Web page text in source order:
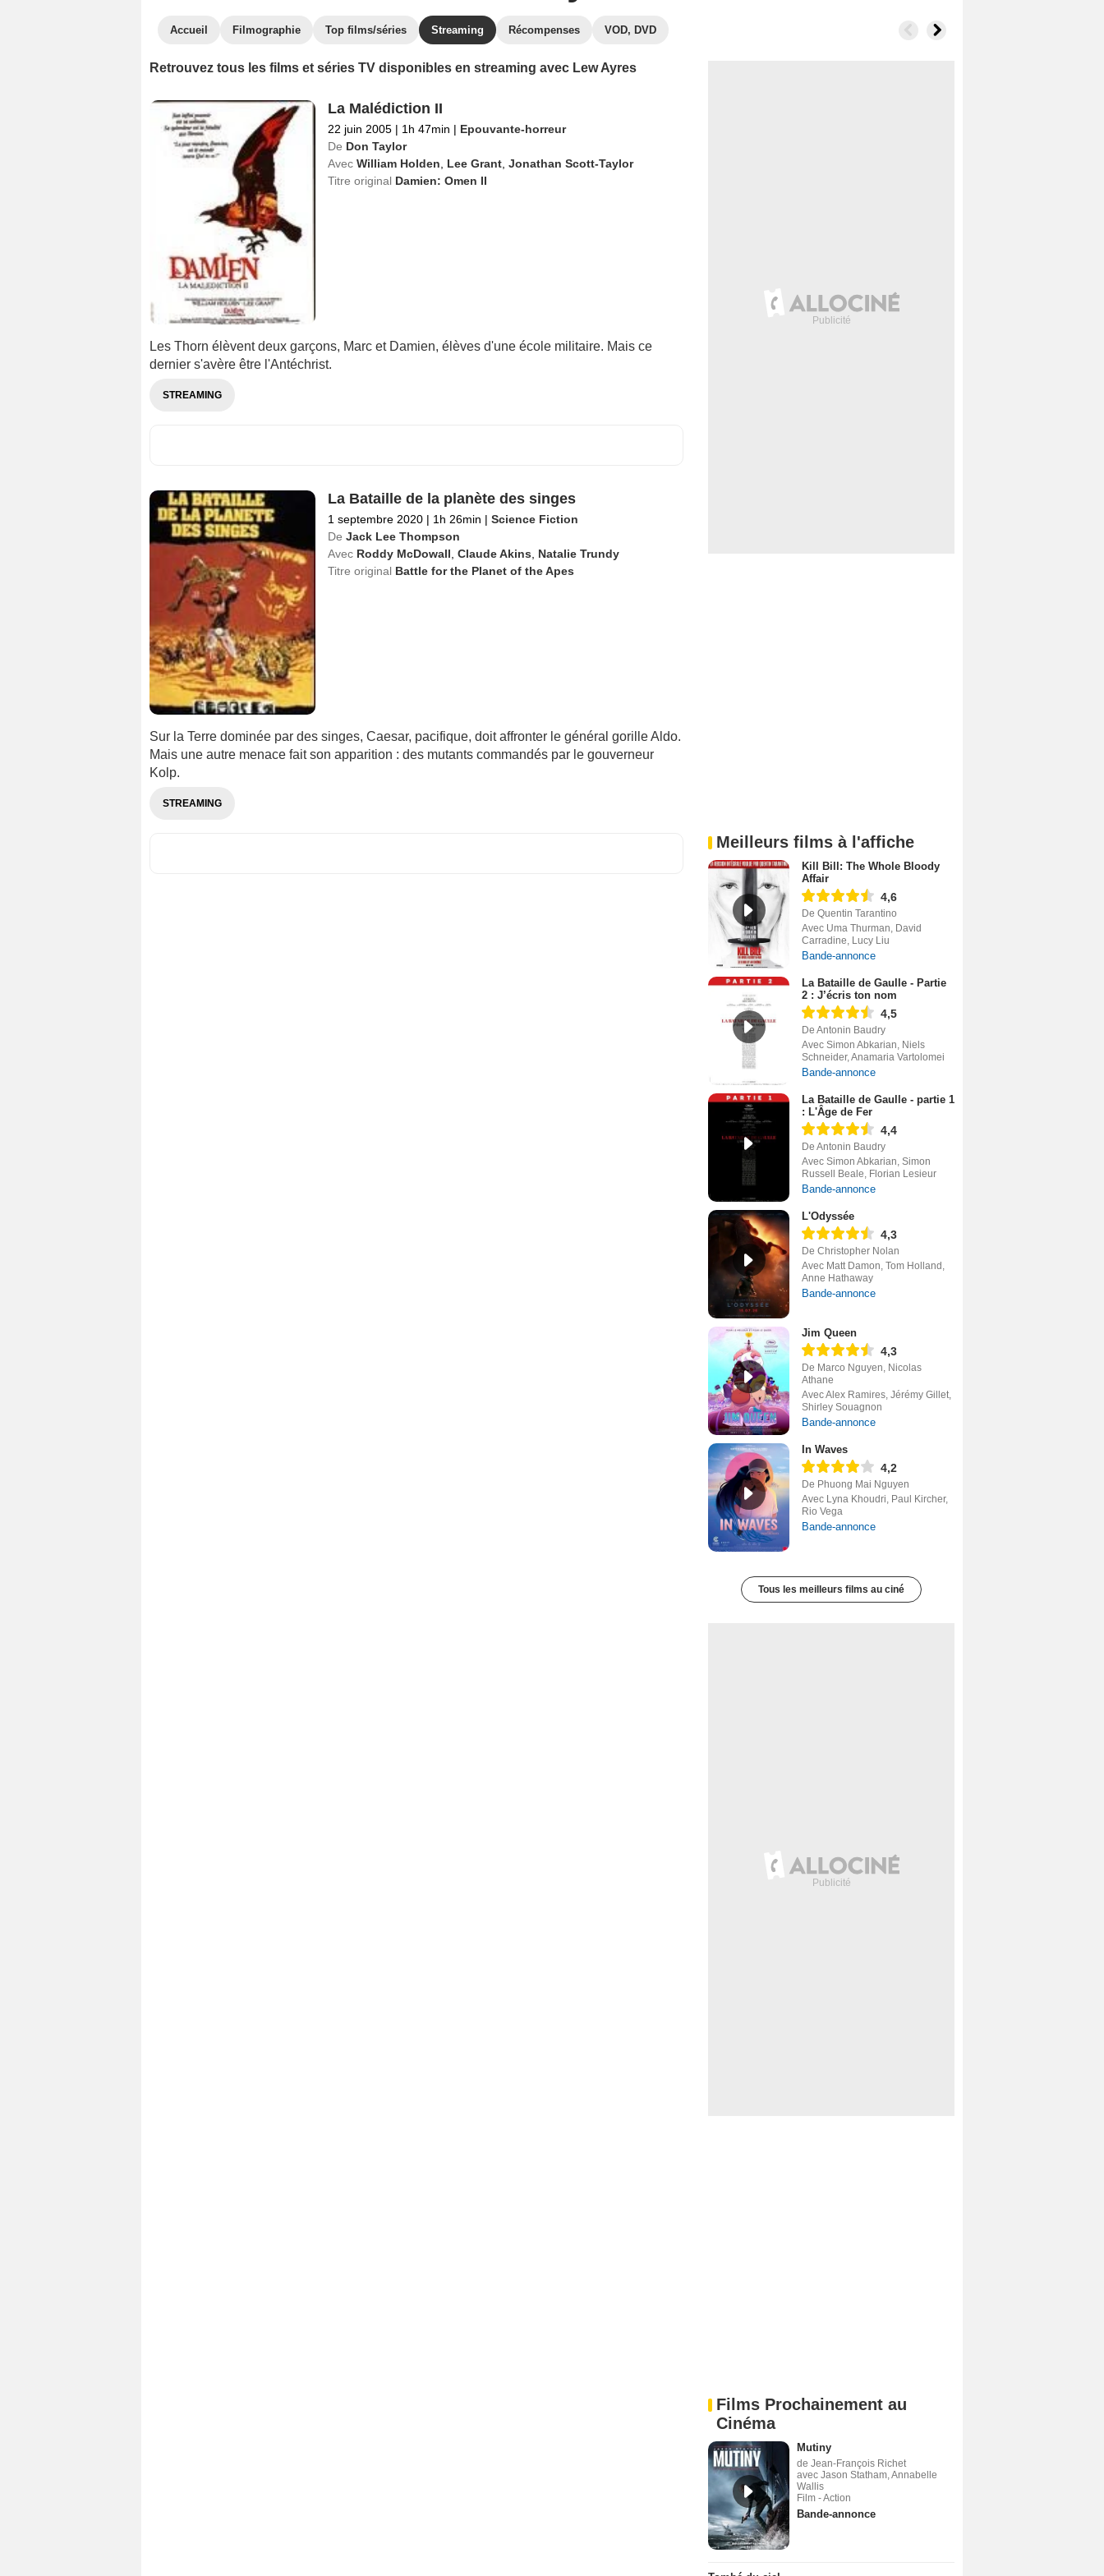
Accueil Filmographie Top films/séries Streaming Récompenses VOD, DVD
Retrouvez tous les films et séries TV disponibles en streaming avec Lew Ayres
La Malédiction II
22 juin 2005 | 1h 47min | Epouvante-horreur
De Don Taylor
Avec William Holden Lee Grant, Jonathan Scott-Taylor
Titre original Damien: Omen II
Les Thorn élèvent deux garçons, Marc et Damien, élèves d'une école militaire. Mais ce
dernier s'avère être l'Antéchrist.
STREAMING
La Bataille de la planète des singes
1 septembre 2020 | 1h 26min | Science Fiction
De Jack Lee Thompson
Avec Roddy McDowall, Claude Akins, Natalie Trundy
Titre original Battle for the Planet of the Apes
Sur la Terre dominée par des singes, Caesar, pacifique, doit affronter le général gorille Aldo.
Mais une autre menace fait son apparition : des mutants commandés par le gouverneur
Kolp.
STREAMING
Meilleurs films à l'affiche
Kill Bill: The Whole Bloody
Affair
4,6
De Quentin Tarantino
Avec Uma Thurman, David
Carradine, Lucy Liu
Bande-annonce
La Bataille de Gaulle - Partie
2 : J’écris ton nom
4,5
De Antonin Baudry
Avec Simon Abkarian, Niels
Schneider, Anamaria Vartolomei
Bande-annonce
La Bataille de Gaulle - partie 1
: L'Âge de Fer
4,4
De Antonin Baudry
Avec Simon Abkarian, Simon
Russell Beale, Florian Lesieur
Bande-annonce
L'Odyssée
4,3
De Christopher Nolan
Avec Matt Damon, Tom Holland,
Anne Hathaway
Bande-annonce
Jim Queen
4,3
De Marco Nguyen, Nicolas
Athane
Avec Alex Ramires, Jérémy Gillet,
Shirley Souagnon
Bande-annonce
In Waves
4,2
De Phuong Mai Nguyen
Avec Lyna Khoudri, Paul Kircher,
Rio Vega
Bande-annonce
Tous les meilleurs films au ciné
Films Prochainement au
Cinéma
Mutiny
de Jean-François Richet
avec Jason Statham, Annabelle
Wallis
Film - Action
Bande-annonce